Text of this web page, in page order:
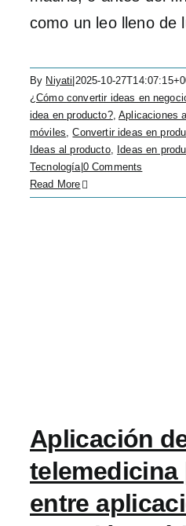
como un leo lleno de
By Niyati 2025-10-
¿Cómo convertir ideas en
idea en producto?,Aplicaciones
móviles,Convertir ideas en
Ideas al producto, Ideas en
Tecnología| 0 Comments
Read More
Aplicación
telemedicina
entre